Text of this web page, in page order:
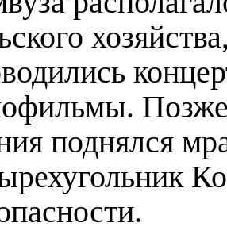
Позже
поднялся